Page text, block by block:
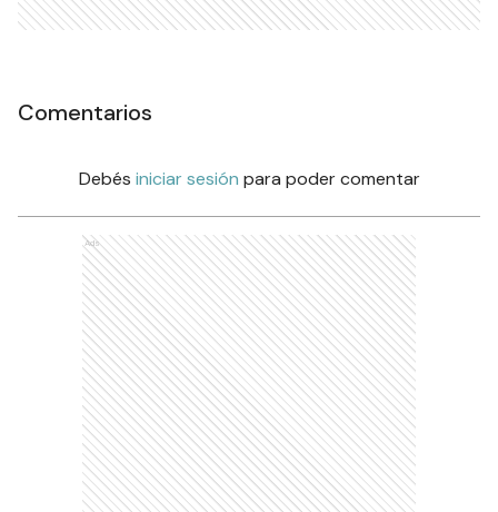
Comentarios
Debés iniciar sesión para poder comentar
Ads